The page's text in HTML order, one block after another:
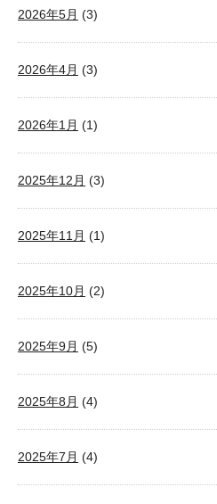
2026年5月 (3)
2026年4月 (3)
2026年1月 (1)
2025年12月 (3)
2025年11月 (1)
2025年10月 (2)
2025年9月 (5)
2025年8月 (4)
2025年7月 (4)